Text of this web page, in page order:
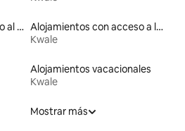
Rentas vacacionales junto al agua
Alojamientos con acceso a la playa
Kwale
Alojamientos vacacionales
Kwale
Mostrar más